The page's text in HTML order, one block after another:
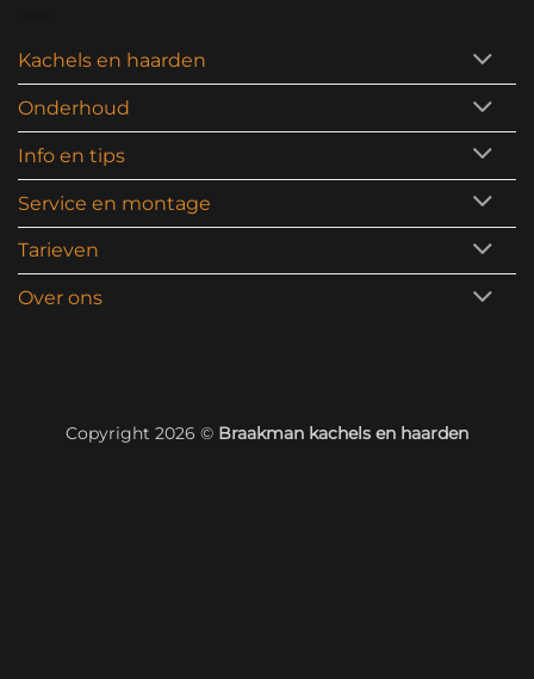
Kachels en haarden
Onderhoud
Info en tips
Service en montage
Tarieven
Over ons
Copyright 2026 © Braakman kachels en haarden